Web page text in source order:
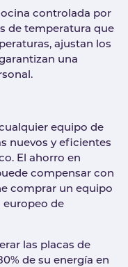
controlada por
de temperatura que
ajustan los
una
equipo de
nuevos y eficientes
El ahorro en
compensar con
comprar un equipo
europeo de
las placas de
de su energía en